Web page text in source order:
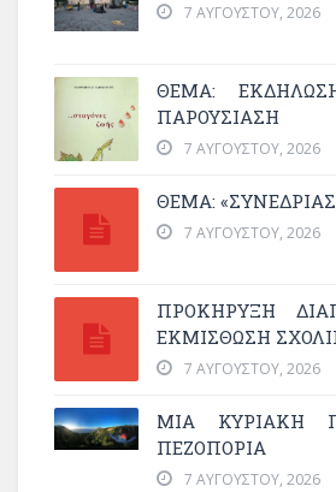
7 ΑΥΓΟΎΣΤΟΥ, 2026
ΘΈΜΑ:
ΠΑΡΟΥΣΊΑΣΗ
7 ΑΥΓΟΎΣΤΟΥ, 2026
ΘΕΜΑ:
7 ΑΥΓΟΎΣΤΟΥ, 2026
ΠΡΟΚΗΡΥΞΗ
ΕΚΜΊΣΘΩΣΗ
7 ΑΥΓΟΎΣΤΟΥ, 2026
ΜΙΑ ΚΥΡΙΑΚΉ
ΠΕΖΟΠΟΡΊΑ
7 ΑΥΓΟΎΣΤΟΥ, 2026